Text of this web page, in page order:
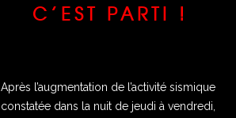
C’EST PARTI !
Après l’augmentation de l’activité sismique
constatée dans la nuit de jeudi à vendredi,